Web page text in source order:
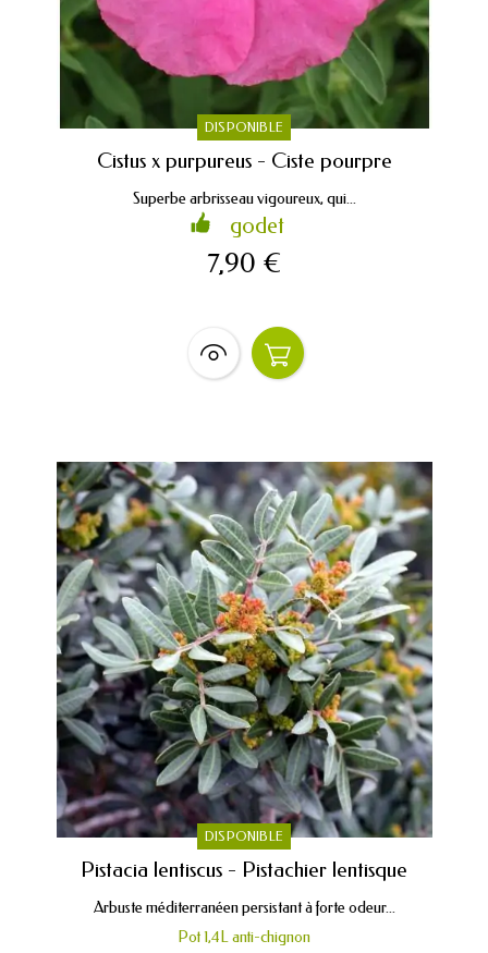
DISPONIBLE
Cistus x purpureus - Ciste pourpre
Superbe arbrisseau vigoureux, qui...
godet
7,90 €
DISPONIBLE
Pistacia lentiscus - Pistachier lentisque
Arbuste méditerranéen persistant à forte odeur...
Pot 1,4L anti-chignon